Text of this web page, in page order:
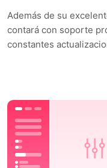
Además de su
contará con soporte
constantes